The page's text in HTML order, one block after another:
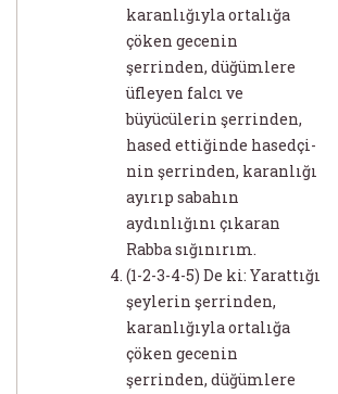
karanlığıyla ortalığa
çöken gecenin
şerrinden, düğümlere
üfleyen falcı ve
büyücülerin şerrinden,
hased ettiğinde hasedçi-
nin şerrinden, karanlığı
ayırıp sabahın
aydınlığını çıkaran
Rabba sığınırım.
(1-2-3-4-5) De ki: Yarattığı
şeylerin şerrinden,
karanlığıyla ortalığa
çöken gecenin
şerrinden, düğümlere